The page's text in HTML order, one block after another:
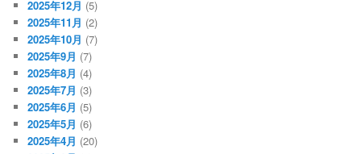
2025年12月 (5)
2025年11月 (2)
2025年10月 (7)
2025年9月 (7)
2025年8月 (4)
2025年7月 (3)
2025年6月 (5)
2025年5月 (6)
2025年4月 (20)